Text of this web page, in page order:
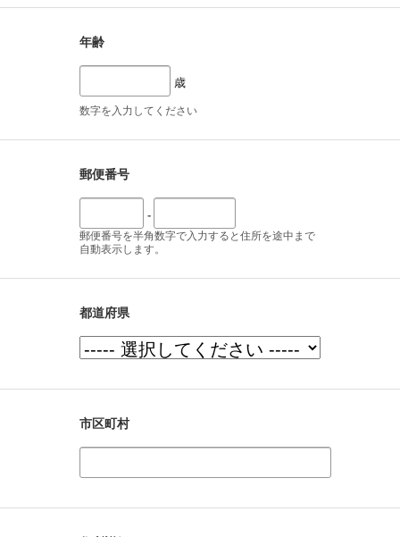
年齢
歳
数字を入力してください
郵便番号
-
郵便番号を半角数字で入力すると住所を途中まで
自動表示します。
都道府県
市区町村